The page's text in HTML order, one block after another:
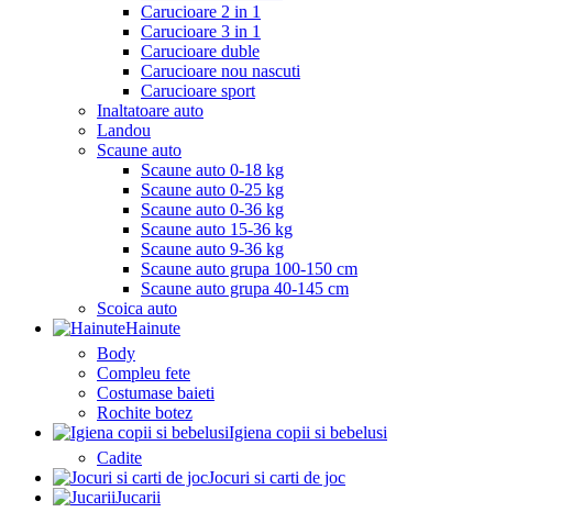
Carucioare 2 in 1
Carucioare 3 in 1
Carucioare duble
Carucioare nou nascuti
Carucioare sport
Inaltatoare auto
Landou
Scaune auto
Scaune auto 0-18 kg
Scaune auto 0-25 kg
Scaune auto 0-36 kg
Scaune auto 15-36 kg
Scaune auto 9-36 kg
Scaune auto grupa 100-150 cm
Scaune auto grupa 40-145 cm
Scoica auto
Hainute
Body
Compleu fete
Costumase baieti
Rochite botez
Igiena copii si bebelusi
Cadite
Jocuri si carti de joc
Jucarii